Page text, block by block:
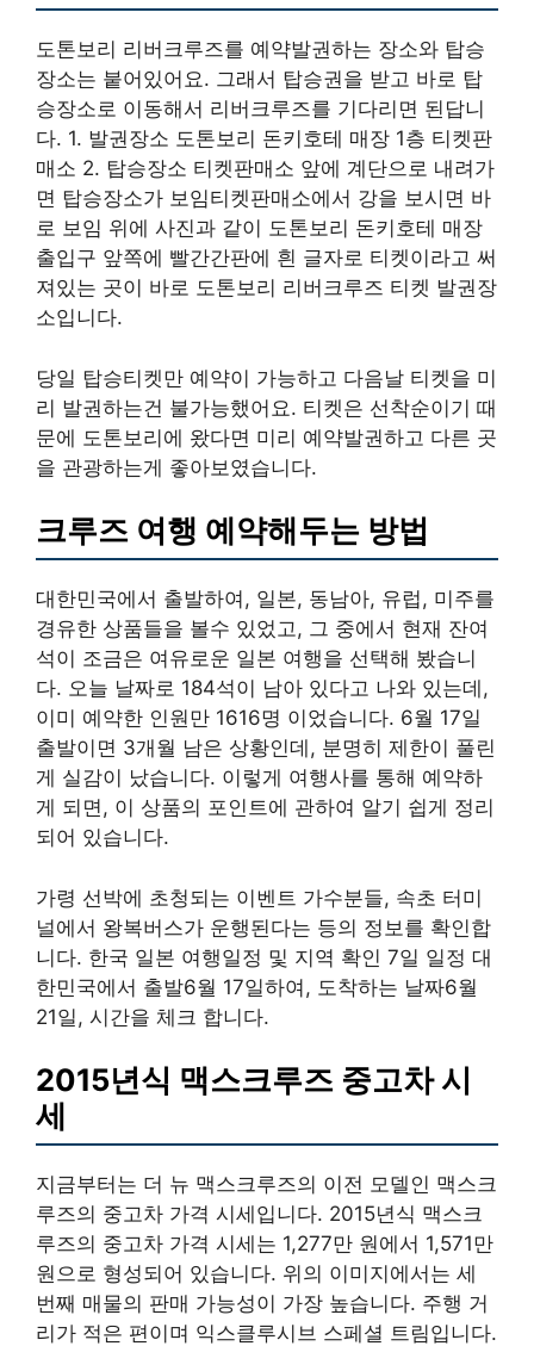
도톤보리 리버크루즈를 예약발권하는 장소와 탑승
장소는 붙어있어요. 그래서 탑승권을 받고 바로 탑
승장소로 이동해서 리버크루즈를 기다리면 된답니
다. 1. 발권장소 도톤보리 돈키호테 매장 1층 티켓판
매소 2. 탑승장소 티켓판매소 앞에 계단으로 내려가
면 탑승장소가 보임티켓판매소에서 강을 보시면 바
로 보임 위에 사진과 같이 도톤보리 돈키호테 매장
출입구 앞쪽에 빨간간판에 흰 글자로 티켓이라고 써
져있는 곳이 바로 도톤보리 리버크루즈 티켓 발권장
소입니다.
당일 탑승티켓만 예약이 가능하고 다음날 티켓을 미
리 발권하는건 불가능했어요. 티켓은 선착순이기 때
문에 도톤보리에 왔다면 미리 예약발권하고 다른 곳
을 관광하는게 좋아보였습니다.
크루즈 여행 예약해두는 방법
대한민국에서 출발하여, 일본, 동남아, 유럽, 미주를
경유한 상품들을 볼수 있었고, 그 중에서 현재 잔여
석이 조금은 여유로운 일본 여행을 선택해 봤습니
다. 오늘 날짜로 184석이 남아 있다고 나와 있는데,
이미 예약한 인원만 1616명 이었습니다. 6월 17일
출발이면 3개월 남은 상황인데, 분명히 제한이 풀린
게 실감이 났습니다. 이렇게 여행사를 통해 예약하
게 되면, 이 상품의 포인트에 관하여 알기 쉽게 정리
되어 있습니다.
가령 선박에 초청되는 이벤트 가수분들, 속초 터미
널에서 왕복버스가 운행된다는 등의 정보를 확인합
니다. 한국 일본 여행일정 및 지역 확인 7일 일정 대
한민국에서 출발6월 17일하여, 도착하는 날짜6월
21일, 시간을 체크 합니다.
2015년식 맥스크루즈 중고차 시
세
지금부터는 더 뉴 맥스크루즈의 이전 모델인 맥스크
루즈의 중고차 가격 시세입니다. 2015년식 맥스크
루즈의 중고차 가격 시세는 1,277만 원에서 1,571만
원으로 형성되어 있습니다. 위의 이미지에서는 세
번째 매물의 판매 가능성이 가장 높습니다. 주행 거
리가 적은 편이며 익스클루시브 스페셜 트림입니다.